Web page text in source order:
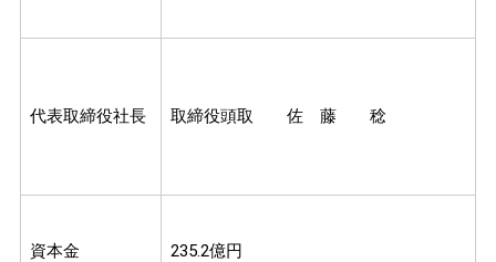
代表取締役社長 取締役頭取 佐 藤 稔
資本金 235.2億円